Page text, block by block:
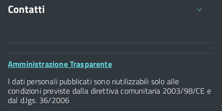
Contatti
Comune di Firenze
Palazzo Vecchio
Piazza della Signoria - 50122, Firenze
Footer
Amministrazione Trasparente
I dati personali pubblicati sono riutilizzabili solo alle
condizioni previste dalla direttiva comunitaria 2003/98/CE e
dal d.lgs. 36/2006